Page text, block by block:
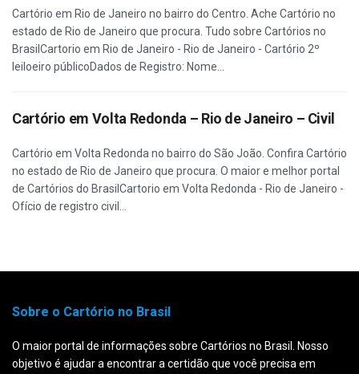
Cartório em Rio de Janeiro no bairro do Centro. Ache Cartório no
estado de Rio de Janeiro que procura. Tudo sobre Cartórios no
BrasilCartorio em Rio de Janeiro - Rio de Janeiro - Cartório 2º
leiloeiro públicoDados de Registro: Nome...
Cartório em Volta Redonda – Rio de Janeiro – Civil
Cartório em Volta Redonda no bairro do São João. Confira Cartório
no estado de Rio de Janeiro que procura. O maior e melhor portal
de Cartórios do BrasilCartorio em Volta Redonda - Rio de Janeiro -
Ofício de registro civil...
Sobre o Cartório no Brasil
O maior portal de informações sobre Cartórios no Brasil. Nosso
objetivo é ajudar a encontrar a certidão que você precisa em